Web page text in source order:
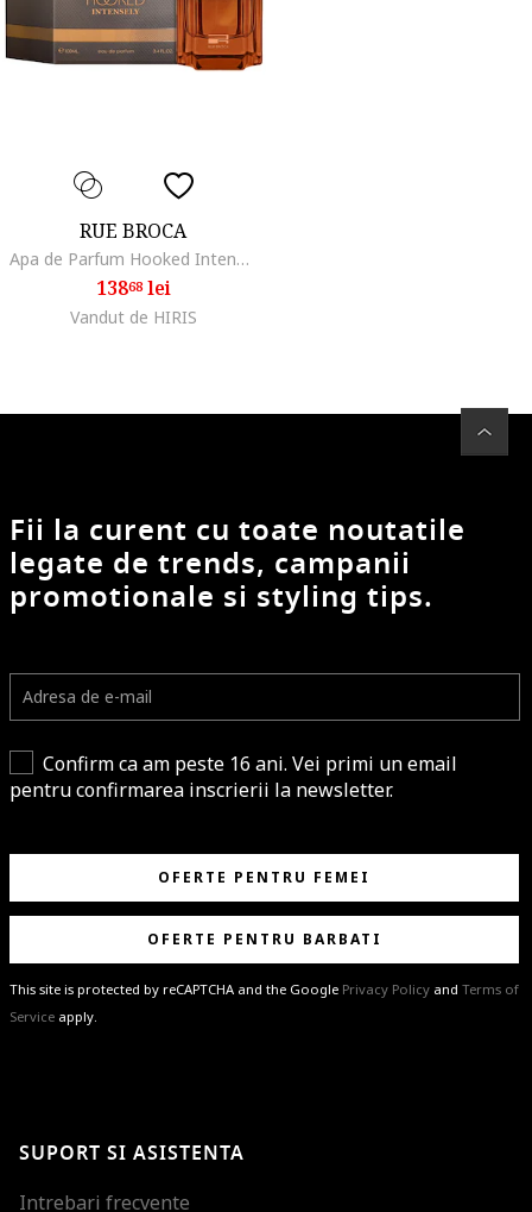
RUE BROCA
Apa de Parfum Hooked Intensely, Barbati, 100 ml
13868lei
Vandut de HIRIS
Fii la curent cu toate noutatile
legate de trends, campanii
promotionale si styling tips.
Confirm ca am peste 16 ani. Vei primi un email
pentru confirmarea inscrierii la newsletter.
OFERTE PENTRU FEMEI
OFERTE PENTRU BARBATI
This site is protected by reCAPTCHA and the Google Privacy Policy and Terms of
Service apply.
ultimele tendinte in moda!
SUPORT SI ASISTENTA
Intrebari frecvente